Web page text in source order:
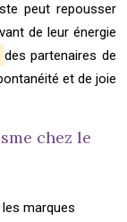
peut repousser
de leur énergie
des partenaires de
et de joie
chez le
marques